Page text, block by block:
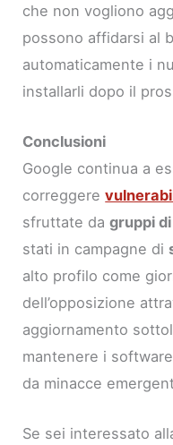
che non vogliono
possono affidarsi al
automaticamente i
installarli dopo il
Conclusioni
Google continua a
correggere
sfruttate dagruppi
stati in campagne di
alto profilo come
dell’opposizione
aggiornamento
mantenere i
da minacce
Se sei interessato